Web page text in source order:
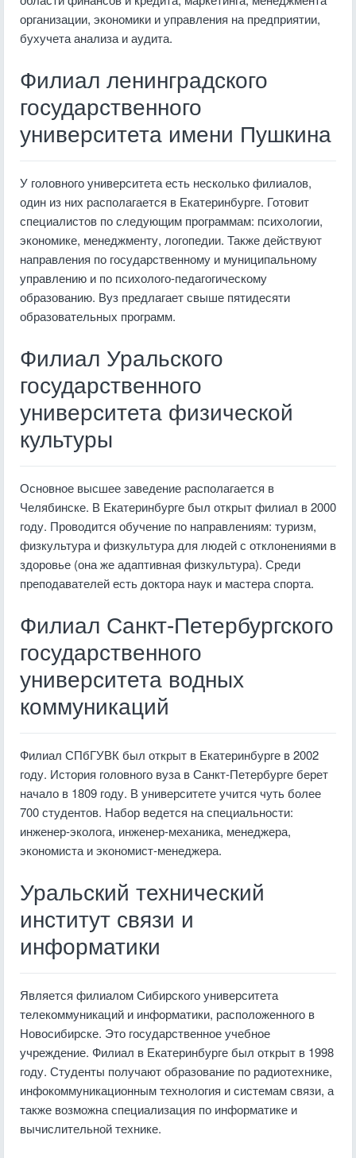
организации, экономики и управления на предприятии,
бухучета анализа и аудита.
Филиал ленинградского
государственного
университета имени Пушкина
У головного университета есть несколько филиалов,
один из них располагается в Екатеринбурге. Готовит
специалистов по следующим программам: психологии,
экономике, менеджменту, логопедии. Также действуют
направления по государственному и муниципальному
управлению и по психолого-педагогическому
образованию. Вуз предлагает свыше пятидесяти
образовательных программ.
Филиал Уральского
государственного
университета физической
культуры
Основное высшее заведение располагается в
Челябинске. В Екатеринбурге был открыт филиал в 2000
году. Проводится обучение по направлениям: туризм,
физкультура и физкультура для людей с отклонениями в
здоровье (она же адаптивная физкультура). Среди
преподавателей есть доктора наук и мастера спорта.
Филиал Санкт-Петербургского
государственного
университета водных
коммуникаций
Филиал СПбГУВК был открыт в Екатеринбурге в 2002
году. История головного вуза в Санкт-Петербурге берет
начало в 1809 году. В университете учится чуть более
700 студентов. Набор ведется на специальности:
инженер-эколога, инженер-механика, менеджера,
экономиста и экономист-менеджера.
Уральский технический
институт связи и
информатики
Является филиалом Сибирского университета
телекоммуникаций и информатики, расположенного в
Новосибирске. Это государственное учебное
учреждение. Филиал в Екатеринбурге был открыт в 1998
году. Студенты получают образование по радиотехнике,
инфокоммуникационным технология и системам связи, а
также возможна специализация по информатике и
вычислительной технике.